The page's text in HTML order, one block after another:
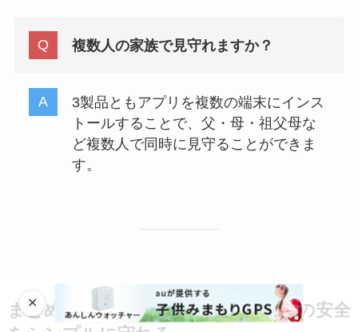
複数人の家族で見守れますか？
3製品ともアプリを複数の端末にインス
トールすることで、父・母・祖父母な
ど複数人で同時に見守ることができま
す。
まとめ：キーホルダー型GPSは子供の安全
✕